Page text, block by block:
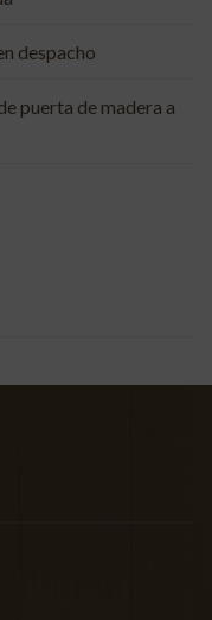
despacho
puerta de madera a